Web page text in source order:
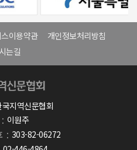
이용약관
개인정보처리방침
는길
국지역신문협회
이원주
303-82-06272